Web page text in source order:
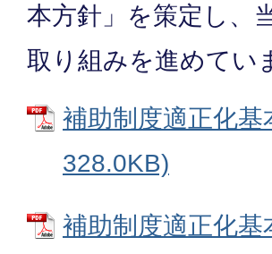
本方針」を策定し、
取り組みを進めてい
補助制度適正化
328.0KB)
補助制度適正化